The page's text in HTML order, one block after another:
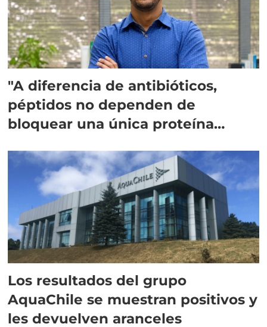
"A diferencia de antibióticos,
péptidos no dependen de
bloquear una única proteína
Los resultados del grupo
AquaChile se muestran positivos y
les devuelven aranceles